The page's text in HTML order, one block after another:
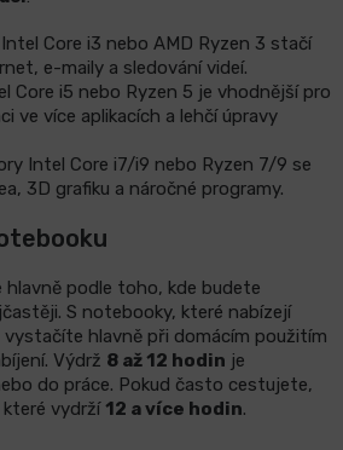
Core i3 nebo AMD Ryzen 3 stačí
e-maily a sledování videí.
Core i5 nebo Ryzen 5 je vhodnější pro
ve více aplikacích a lehčí úpravy
Intel Core i7/i9 nebo Ryzen 7/9 se
3D grafiku a náročné programy.
podle toho, kde budete
S notebooky, které nabízejí
vystačíte hlavně při domácím použitím
Výdrž 8 až 12 hodin je
do práce. Pokud často cestujete,
vydrží 12 a více hodin.